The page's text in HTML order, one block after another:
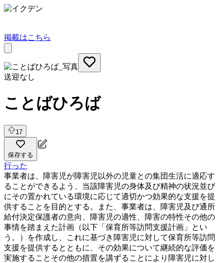
掲載はこちら
送迎なし
ことばひろば
17
保存する
行った
事業者は、障害児が障害児以外の児童との集団生活に適応す
ることができるよう、当該障害児の身体及び精神の状況並び
にその置かれている環境に応じて適切かつ効果的な支援を提
供することを目的とする。また、事業者は、障害児及び通所
給付決定保護者の意向、障害児の適性、障害の特性その他の
事情を踏まえた計画（以下「保育所等訪問支援計画」とい
う。）を作成し、これに基づき障害児に対して保育所等訪問
支援を提供するとともに、その効果について継続的な評価を
実施することその他の措置を講ずることにより障害児に対し